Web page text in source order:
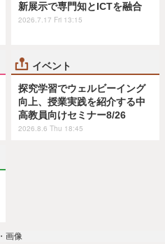
新展示で専門知とICTを融合
2026.7.17 Fri 13:15
イベント
探究学習でウェルビーイング
向上、授業実践を紹介する中
高教員向けセミナー8/26
2026.8.6 Thu 18:45
画像